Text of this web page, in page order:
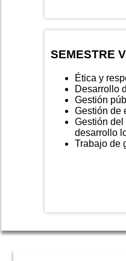
SEMESTRE
Ética y
Desarrollo
Gestión
Gestión de
Gestión del
desarrollo
Trabajo de